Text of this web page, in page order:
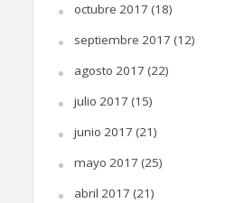
octubre 2017 (18)
septiembre 2017 (12)
agosto 2017 (22)
julio 2017 (15)
junio 2017 (21)
mayo 2017 (25)
abril 2017 (21)